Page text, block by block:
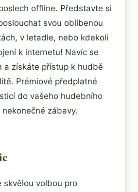
offline. Představte si
svou oblíbenou
v letadle, nebo kdekoli
k internetu! Navíc se
a získáte přístup k hudbě
Prémiové předplatné
do vašeho hudebního
zábavy.
skvělou volbou pro